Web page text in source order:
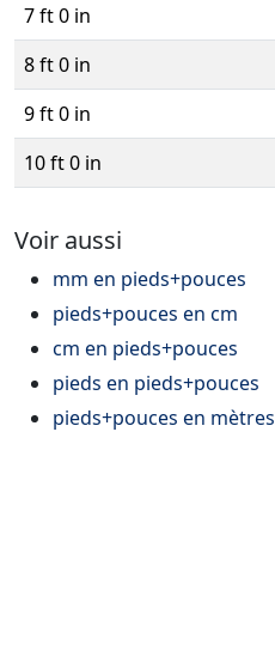
7 ft 0 in
8 ft 0 in
9 ft 0 in
10 ft 0 in
Voir aussi
mm en pieds+pouces
pieds+pouces en cm
cm en pieds+pouces
pieds en pieds+pouces
pieds+pouces en mètres